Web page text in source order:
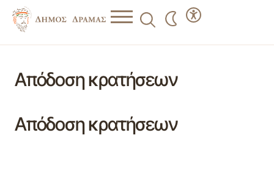
Απόδοση κρατήσεων
Απόδοση κρατήσεων